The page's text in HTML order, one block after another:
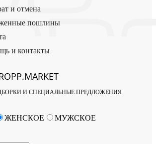
и отмена
пошлины
и контакты
И СПЕЦИАЛЬНЫЕ ПРЕДЛОЖЕНИЯ
ЖЕНСКОЕ МУЖСКОЕ